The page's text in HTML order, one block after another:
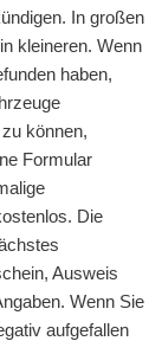
In großen
kleineren. Wenn
haben,
können,
Formular
Die
Ausweis
Wenn Sie
aufgefallen